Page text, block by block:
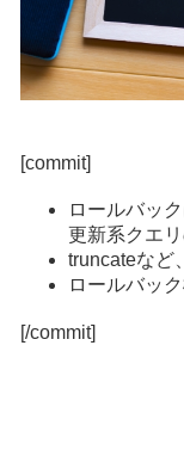
[commit]
ロールバッ
更新系クエ
truncateなど
ロールバッ
[/commit]